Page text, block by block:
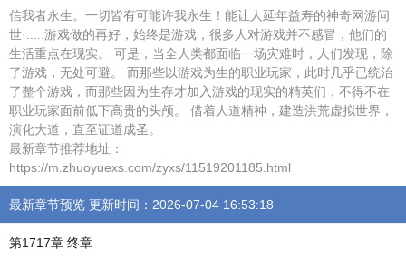
信我者永生。一切皆有可能许我永生！能让人延年益寿的神奇网游问
世·.....游戏做的再好，始终是游戏，很多人对游戏并不感冒，他们的
生活重点在现实。 可是，当全人类都面临一场灾难时，人们发现，除
了游戏，无处可避。 而那些以游戏为生的职业玩家，此时几乎已统治
了整个游戏，而那些因为生存才加入游戏的现实的精英们，不得不在
职业玩家面前低下高贵的头颅。 借着人道精神，建造洪荒虚拟世界，
演化大道，直至证道成圣。
最新章节推荐地址：
https://m.zhuoyuexs.com/zyxs/11519201185.html
最新章节预览 更新时间：2026-07-04 16:53:18
第1717章 终章